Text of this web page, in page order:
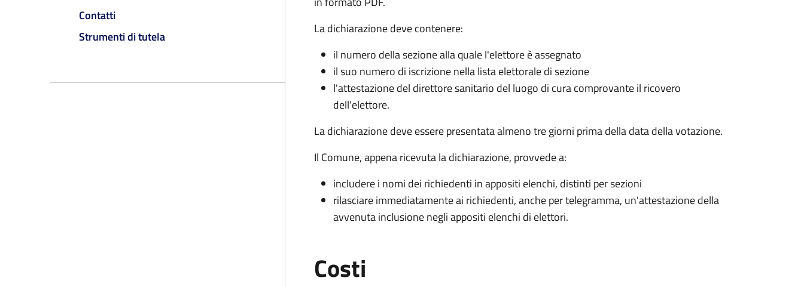
Contatti
Strumenti di tutela
La dichiarazione deve contenere:
il numero della sezione alla quale l'elettore è assegnato
il suo numero di iscrizione nella lista elettorale di sezione
l'attestazione del direttore sanitario del luogo di cura comprovante il ricovero
dell'elettore.
La dichiarazione deve essere presentata almeno tre giorni prima della data della votazione.
Il Comune, appena ricevuta la dichiarazione, provvede a:
includere i nomi dei richiedenti in appositi elenchi, distinti per sezioni
rilasciare immediatamente ai richiedenti, anche per telegramma, un'attestazione della
avvenuta inclusione negli appositi elenchi di elettori.
Costi